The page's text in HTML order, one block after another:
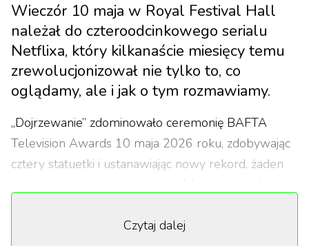
Wieczór 10 maja w Royal Festival Hall
należał do czteroodcinkowego serialu
Netflixa, który kilkanaście miesięcy temu
zrewolucjonizował nie tylko to, co
oglądamy, ale i jak o tym rozmawiamy.
„Dojrzewanie” zdominowało ceremonię BAFTA
Television Awards 10 maja 2026 roku, zdobywając
cztery statuetki i ustanawiając nowy rekord, żaden
inny serial nie wygrał tylu nagród podczas jednej
zgarniały swego czasu „Killing Eve” i „Happy Valley”.
Czytaj dalej